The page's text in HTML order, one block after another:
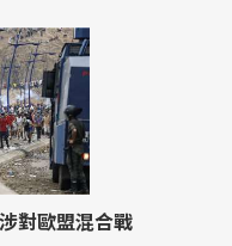
對歐盟混合戰